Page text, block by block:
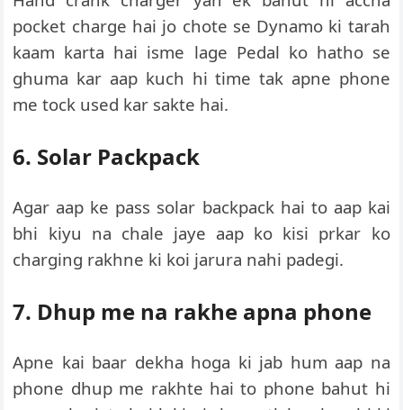
pocket charge hai jo chote se Dynamo ki tarah
kaam karta hai isme lage Pedal ko hatho se
ghuma kar aap kuch hi time tak apne phone
me tock used kar sakte hai.
6. Solar Packpack
Agar aap ke pass solar backpack hai to aap kai
bhi kiyu na chale jaye aap ko kisi prkar ko
charging rakhne ki koi jarura nahi padegi.
7. Dhup me na rakhe apna phone
Apne kai baar dekha hoga ki jab hum aap na
phone dhup me rakhte hai to phone bahut hi